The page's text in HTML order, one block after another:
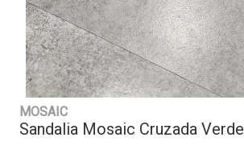
MOSAIC
Sandalia Mosaic Cruzada Verde